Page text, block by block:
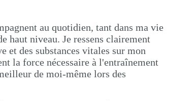
au quotidien, tant dans ma vie
haut niveau. Je ressens clairement
des substances vitales sur mon
la force nécessaire à l'entraînement
de moi-même lors des